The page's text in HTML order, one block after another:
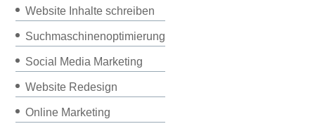
Website Inhalte schreiben
Suchmaschinenoptimierung
Social Media Marketing
Website Redesign
Online Marketing